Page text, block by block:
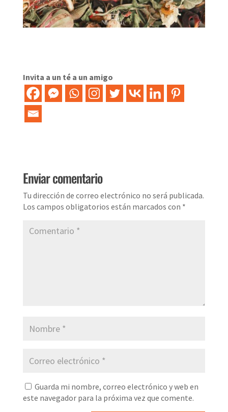
Invita a un té a un amigo
Enviar comentario
Tu dirección de correo electrónico no será publicada.
Los campos obligatorios están marcados con *
Guarda mi nombre, correo electrónico y web en
este navegador para la próxima vez que comente.